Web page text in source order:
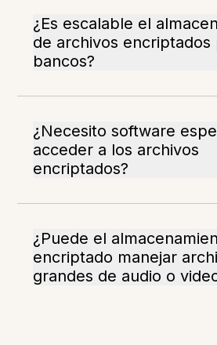
¿Es escalable el
de archivos encriptados
bancos?
¿Necesito software
acceder a los archivos
encriptados?
¿Puede el
encriptado manejar
grandes de audio o